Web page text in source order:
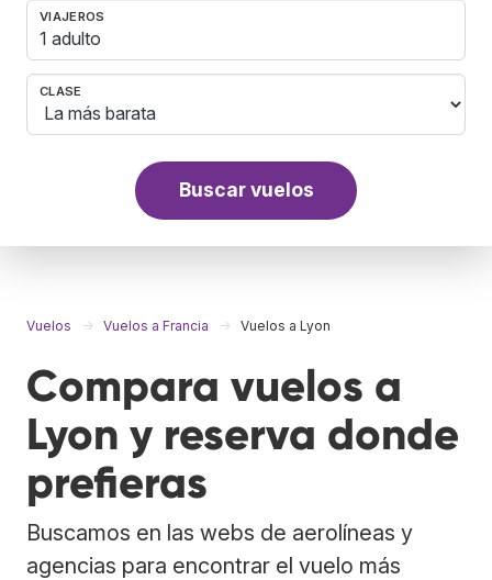
VIAJEROS
1 adulto
CLASE
Buscar vuelos
Vuelos Vuelos a Francia Vuelos a Lyon
Compara vuelos a
Lyon y reserva donde
prefieras
Buscamos en las webs de aerolíneas y
agencias para encontrar el vuelo más